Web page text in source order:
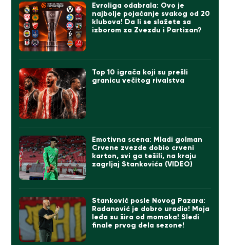
Evroliga odabrala: Ovo je
najbolje pojačanje svakog od 20
klubova! Da li se slažete sa
izborom za Zvezdu i Partizan?
Top 10 igrača koji su prešli
granicu večitog rivalstva
Emotivna scena: Mladi golman
Crvene zvezde dobio crveni
karton, svi ga tešili, na kraju
zagrljaj Stankovića (VIDEO)
Stanković posle Novog Pazara:
Radanović je dobro uradio! Moja
leđa su šira od momaka! Sledi
finale prvog dela sezone!